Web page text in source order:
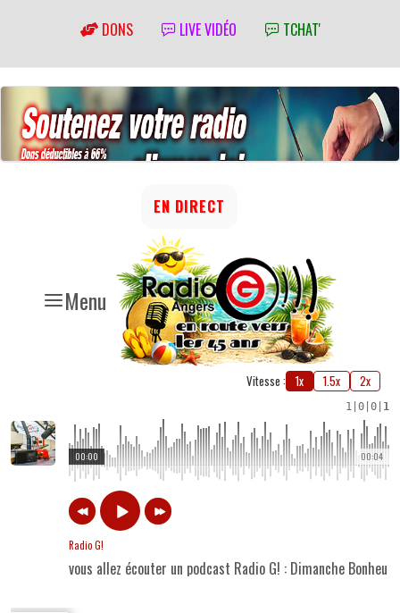
DONS LIVE VIDÉO TCHAT'
Menu
EN DIRECT
Vitesse : 1x 1.5x 2x
1 0 0 1
00:04
00:00
Radio G!
vous allez écouter un podcast Radio G! : Dimanche